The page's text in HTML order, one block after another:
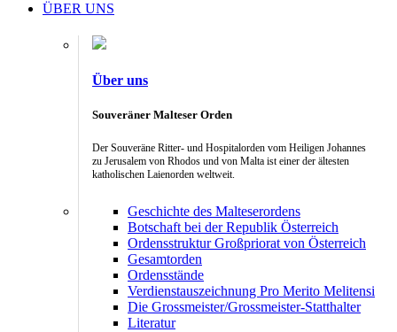
ÜBER UNS
Über uns
Souveräner Malteser Orden
Der Souveräne Ritter- und Hospitalorden vom Heiligen Johannes
zu Jerusalem von Rhodos und von Malta ist einer der ältesten
katholischen Laienorden weltweit.
Geschichte des Malteserordens
Botschaft bei der Republik Österreich
Ordensstruktur Großpriorat von Österreich
Gesamtorden
Ordensstände
Verdienstauszeichnung Pro Merito Melitensi
Die Grossmeister/Grossmeister-Statthalter
Literatur